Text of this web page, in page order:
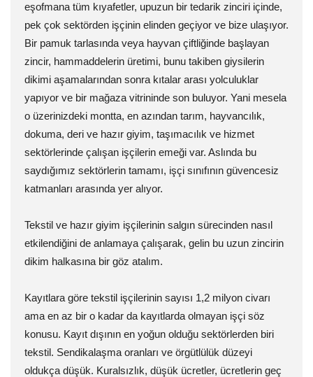
eşofmana tüm kıyafetler, upuzun bir tedarik zinciri içinde,
pek çok sektörden işçinin elinden geçiyor ve bize ulaşıyor.
Bir pamuk tarlasında veya hayvan çiftliğinde başlayan
zincir, hammaddelerin üretimi, bunu takiben giysilerin
dikimi aşamalarından sonra kıtalar arası yolculuklar
yapıyor ve bir mağaza vitrininde son buluyor. Yani mesela
o üzerinizdeki montta, en azından tarım, hayvancılık,
dokuma, deri ve hazır giyim, taşımacılık ve hizmet
sektörlerinde çalışan işçilerin emeği var. Aslında bu
saydığımız sektörlerin tamamı, işçi sınıfının güvencesiz
katmanları arasında yer alıyor.
Tekstil ve hazır giyim işçilerinin salgın sürecinden nasıl
etkilendiğini de anlamaya çalışarak, gelin bu uzun zincirin
dikim halkasına bir göz atalım.
Kayıtlara göre tekstil işçilerinin sayısı 1,2 milyon civarı
ama en az bir o kadar da kayıtlarda olmayan işçi söz
konusu. Kayıt dışının en yoğun olduğu sektörlerden biri
tekstil. Sendikalaşma oranları ve örgütlülük düzeyi
oldukça düşük. Kuralsızlık, düşük ücretler, ücretlerin geç